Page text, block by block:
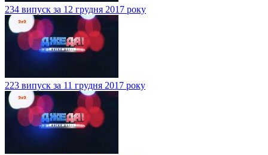
234 випуск за 12 грудня 2017 року
223 випуск за 11 грудня 2017 року